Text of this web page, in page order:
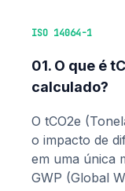
ISO 14064-1
01. O que é
calculado?
O tCO2e
o impacto de
em uma única
GWP (Global